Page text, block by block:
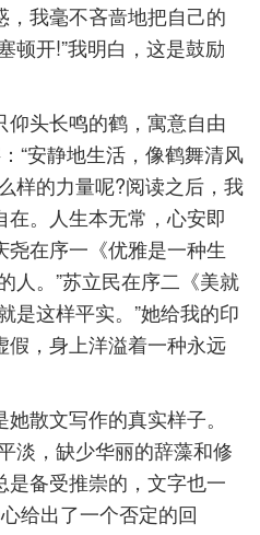
我毫不吝啬地把自己的
顿开!”我明白，这是鼓励
头长鸣的鹤，寓意自由
“安静地生活，像鹤舞清风
样的力量呢?阅读之后，我
。人生本无常，心安即
在序一《优雅是一种生
人。”苏立民在序二《美就
是这样平实。”她给我的印
，身上洋溢着一种永远
散文写作的真实样子。
淡，缺少华丽的辞藻和修
备受推崇的，文字也一
给出了一个否定的回